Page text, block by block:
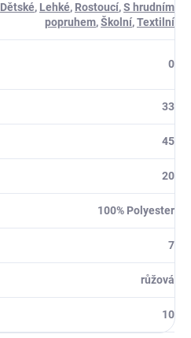
Dětské, Lehké, Rostoucí,S hrudním
popruhem,Školní,Textilní
0
33
45
20
100% Polyester
7
růžová
10